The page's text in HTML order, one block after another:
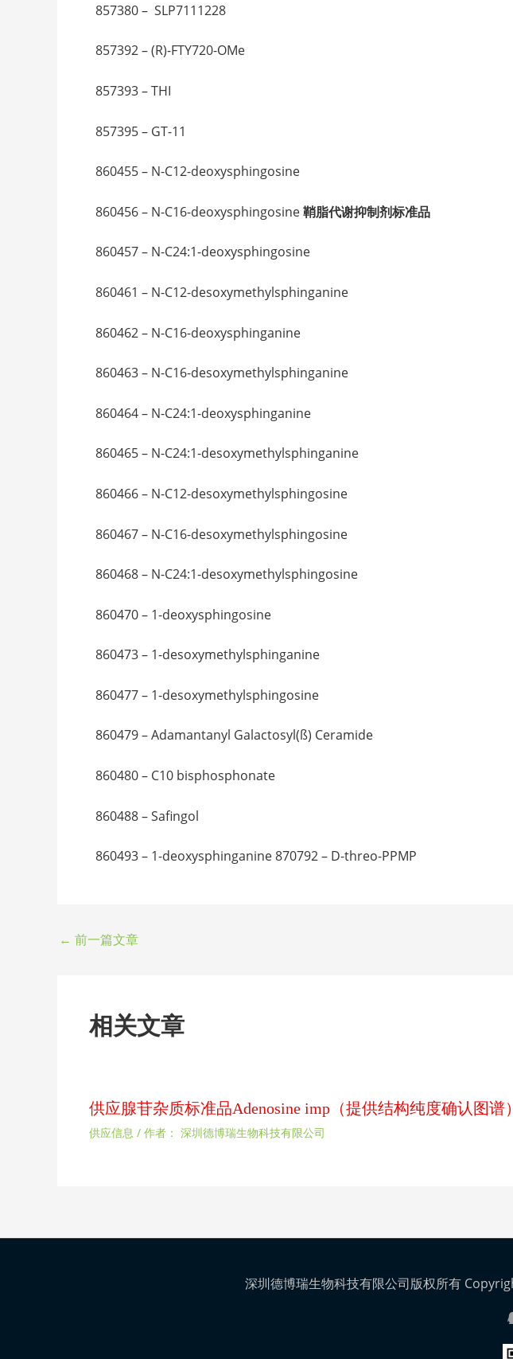
857380 – SLP7111228
857392 – (R)-FTY720-OMe
857393 – THI
857395 – GT-11
860455 – N-C12-deoxysphingosine
860456 – N-C16-deoxysphingosine鞘脂代谢抑制剂标准品
860457 – N-C24:1-deoxysphingosine
860461 – N-C12-desoxymethylsphinganine
860462 – N-C16-deoxysphinganine
860463 – N-C16-desoxymethylsphinganine
860464 – N-C24:1-deoxysphinganine
860465 – N-C24:1-desoxymethylsphinganine
860466 – N-C12-desoxymethylsphingosine
860467 – N-C16-desoxymethylsphingosine
860468 – N-C24:1-desoxymethylsphingosine
860470 – 1-deoxysphingosine
860473 – 1-desoxymethylsphinganine
860477 – 1-desoxymethylsphingosine
860479 – Adamantanyl Galactosyl(ß) Ceramide
860480 – C10 bisphosphonate
860488 – Safingol
860493 – 1-deoxysphinganine 870792 – D-threo-PPMP
← 前一篇文章
相关文章
供应腺苷杂质标准品Adenosine imp（提供结构纯度确认图谱）
供应信息 / 作者： 深圳德博瑞生物科技有限公司
深圳德博瑞生物科技有限公司版权所有